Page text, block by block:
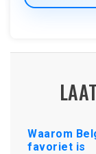
Waarom
favoriet is